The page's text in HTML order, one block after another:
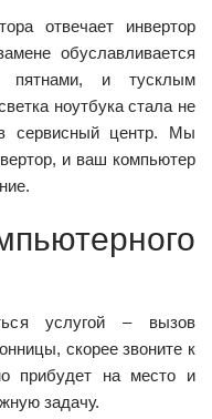
отвечает инвертор
обуславливается
пятнами, и тусклым
ноутбука стала не
сервисный центр. Мы
и ваш компьютер
услугой – вызов
скорее звоните к
прибудет на место и
задачу.